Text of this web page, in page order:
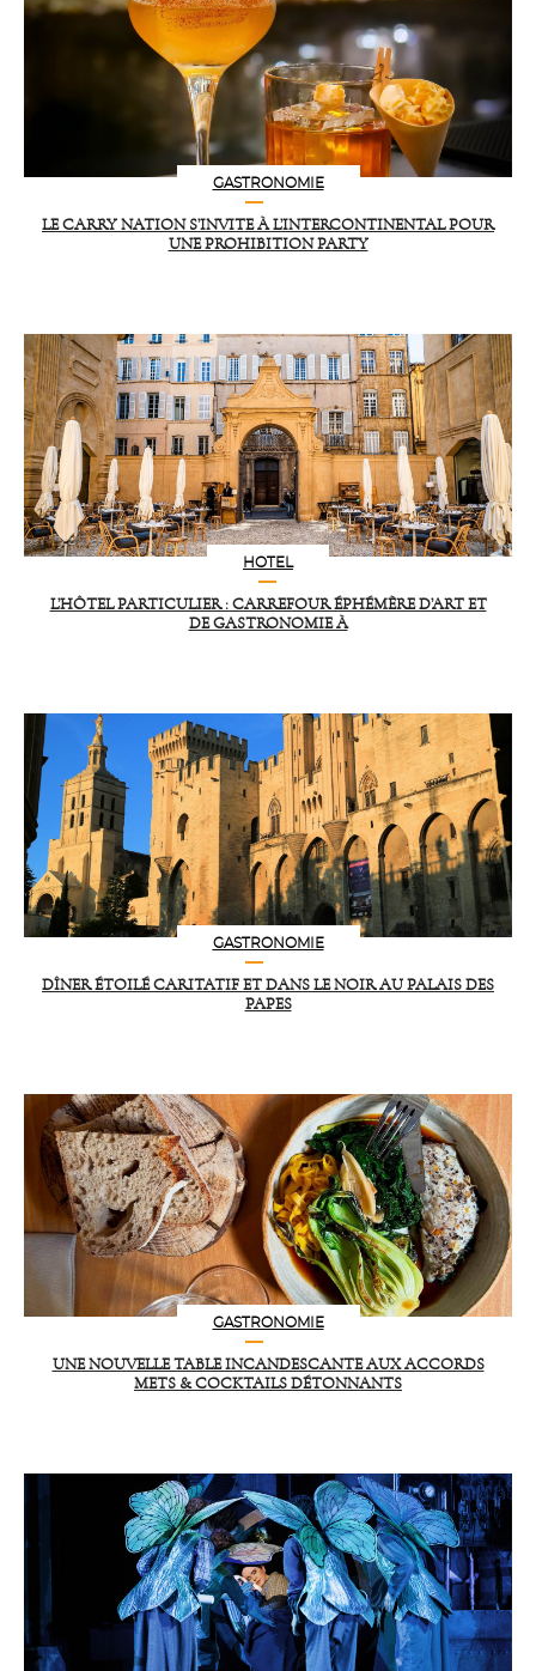
GASTRONOMIE
LE CARRY NATION S’INVITE À L’INTERCONTINENTAL POUR
UNE PROHIBITION PARTY
HOTEL
L’HÔTEL PARTICULIER : CARREFOUR ÉPHÉMÈRE D’ART ET
DE GASTRONOMIE À
GASTRONOMIE
DÎNER ÉTOILÉ CARITATIF ET DANS LE NOIR AU PALAIS DES
PAPES
GASTRONOMIE
UNE NOUVELLE TABLE INCANDESCANTE AUX ACCORDS
METS & COCKTAILS DÉTONNANTS